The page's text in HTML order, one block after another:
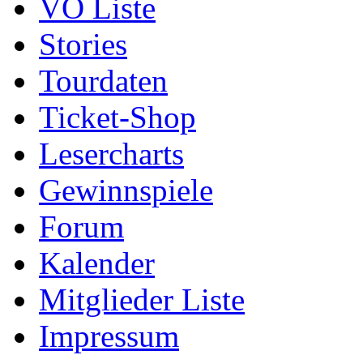
VÖ Liste
Stories
Tourdaten
Ticket-Shop
Lesercharts
Gewinnspiele
Forum
Kalender
Mitglieder Liste
Impressum